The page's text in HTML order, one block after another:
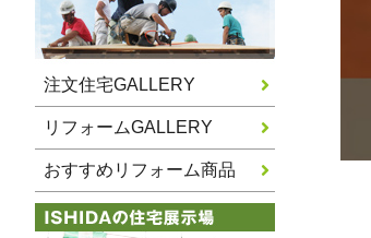
注文住宅GALLERY
リフォームGALLERY
おすすめリフォーム商品